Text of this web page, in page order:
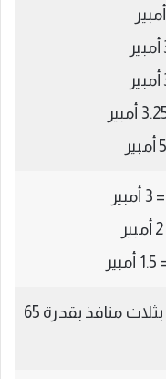
شاحن واحد بثلاث منافذ بقدرة 65